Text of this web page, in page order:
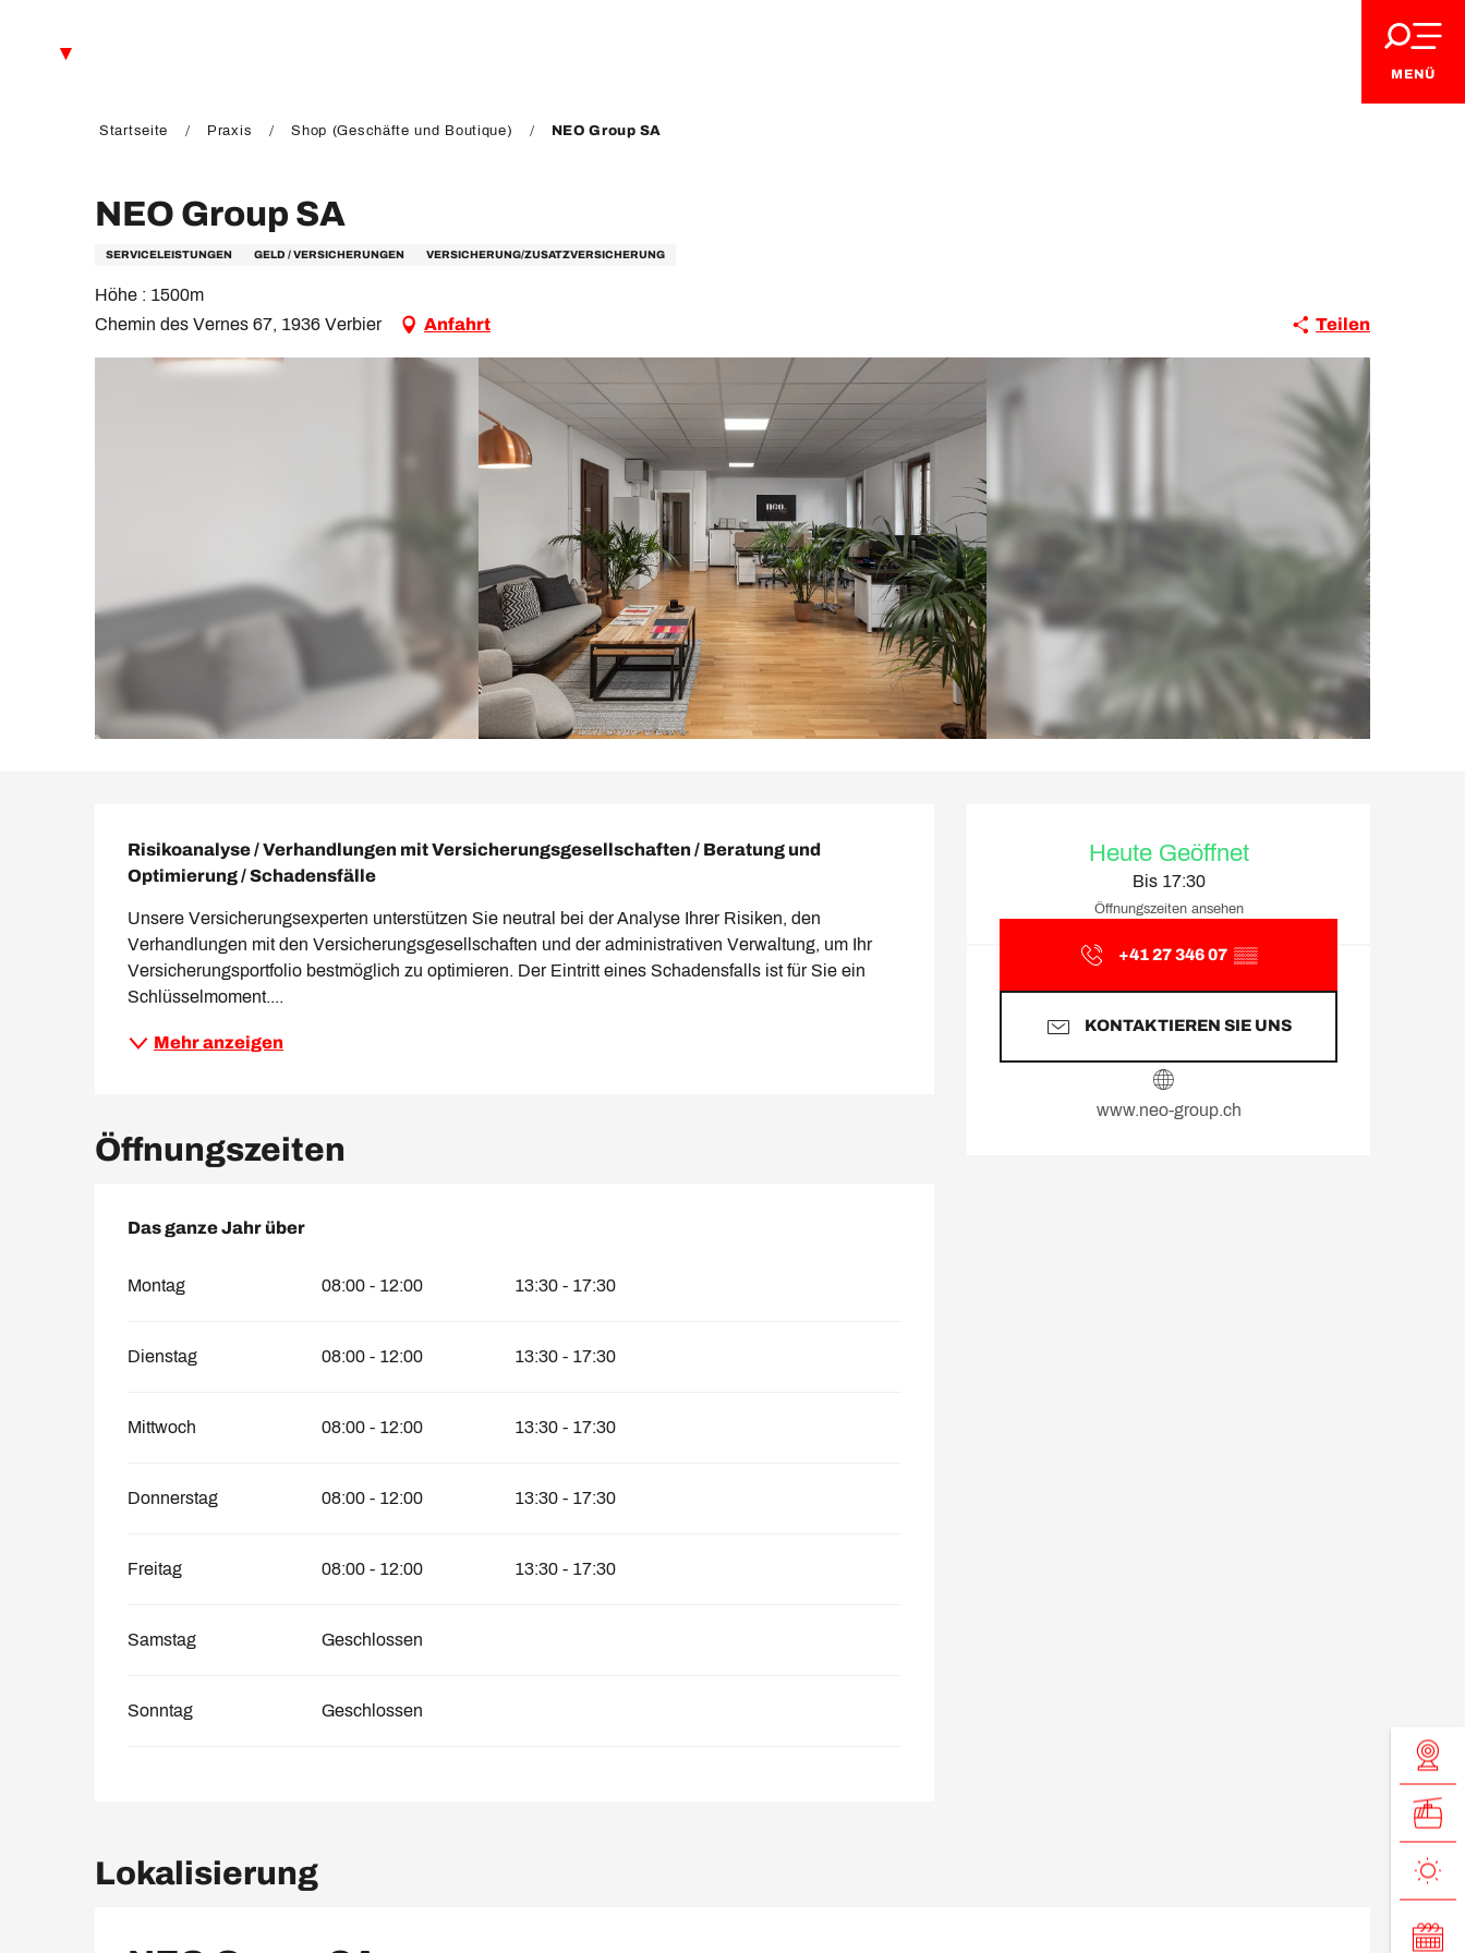
MENÜ
Startseite Praxis Shop (Geschäfte und Boutique) NEO Group SA
NEO Group SA
SERVICELEISTUNGEN GELD / VERSICHERUNGEN VERSICHERUNG/ZUSATZVERSICHERUNG
Höhe : 1500m
Chemin des Vernes 67, 1936 Verbier
Anfahrt Teilen
Heute Geöffnet
Bis 17:30
Öffnungszeiten ansehen
+41 27 346 07 ▒▒
KONTAKTIEREN SIE UNS
www.neo-group.ch
Risikoanalyse / Verhandlungen mit Versicherungsgesellschaften / Beratung und
Optimierung / Schadensfälle
Unsere Versicherungsexperten unterstützen Sie neutral bei der Analyse Ihrer Risiken, den
Verhandlungen mit den Versicherungsgesellschaften und der administrativen Verwaltung, um Ihr
Versicherungsportfolio bestmöglich zu optimieren. Der Eintritt eines Schadensfalls ist für Sie ein
Schlüsselmoment....
Mehr anzeigen
Öffnungszeiten
Das ganze Jahr über
Das ganze Jahr über
Montag 08:00 - 12:00 13:30 - 17:30
Dienstag 08:00 - 12:00 13:30 - 17:30
Mittwoch 08:00 - 12:00 13:30 - 17:30
Donnerstag 08:00 - 12:00 13:30 - 17:30
Freitag 08:00 - 12:00 13:30 - 17:30
Samstag Geschlossen
Sonntag Geschlossen
Lokalisierung